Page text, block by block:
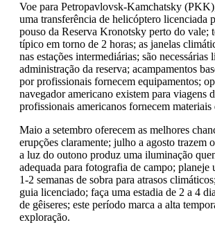
Voe para Petropavlovsk-Kamchatsky
uma transferência de helicóptero licenciada
pouso da Reserva Kronotsky perto do vale;
típico em torno de 2 horas; as janelas
nas estações intermediárias; são necessárias
administração da reserva; acampamentos
por profissionais fornecem equipamentos;
navegador americano existem para viagens
profissionais americanos fornecem
Maio a setembro oferecem as melhores
erupções claramente; julho a agosto trazem
a luz do outono produz uma iluminação
adequada para fotografia de campo; planeje
1-2 semanas de sobra para atrasos
guia licenciado; faça uma estadia de 2 a 4
de gêiseres; este período marca a alta
exploração.